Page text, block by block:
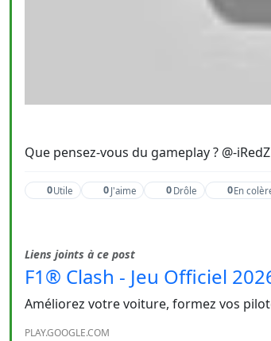
Que pensez-vous du gameplay ? @-
0Utile 0 J'aime 0 Drôle 0En
Liens joints à ce post
F1® Clash - Jeu Officiel
Améliorez votre voiture, formez vos
PLAY.GOOGLE.COM